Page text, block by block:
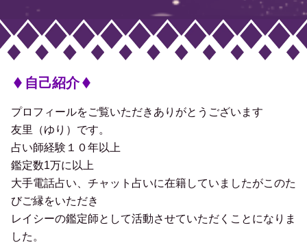
自己紹介
プロフィールをご覧いただきありがとうございます
友里（ゆり）です。
占い師経験１０年以上
鑑定数1万に以上
大手電話占い、チャット占いに在籍していましたがこのた
びご縁をいただき
レイシーの鑑定師として活動させていただくことになりま
した。